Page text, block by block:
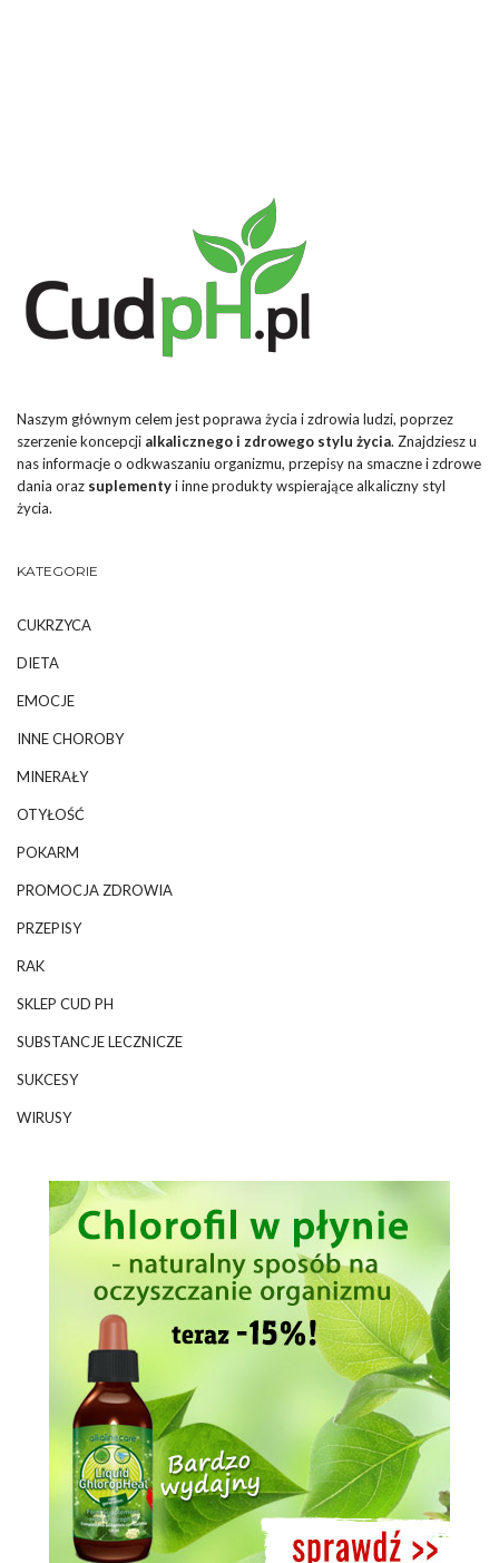
Naszym głównym celem jest poprawa życia i zdrowia ludzi, poprzez
szerzenie koncepcji alkalicznego i zdrowego stylu życia. Znajdziesz u
nas informacje o odkwaszaniu organizmu, przepisy na smaczne i zdrowe
dania oraz suplementyi inne produkty wspierające alkaliczny styl
życia.
KATEGORIE
CUKRZYCA
DIETA
EMOCJE
INNE CHOROBY
MINERAŁY
OTYŁOŚĆ
POKARM
PROMOCJA ZDROWIA
PRZEPISY
RAK
SKLEP CUD PH
SUBSTANCJE LECZNICZE
SUKCESY
WIRUSY